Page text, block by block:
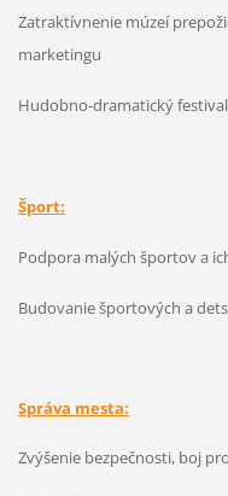
Zatraktívnenie múzeí
marketingu
Hudobno-dramatický
Šport:
Podpora malých športov a
Budovanie športových a
Správa mesta:
Zvýšenie bezpečnosti, boj